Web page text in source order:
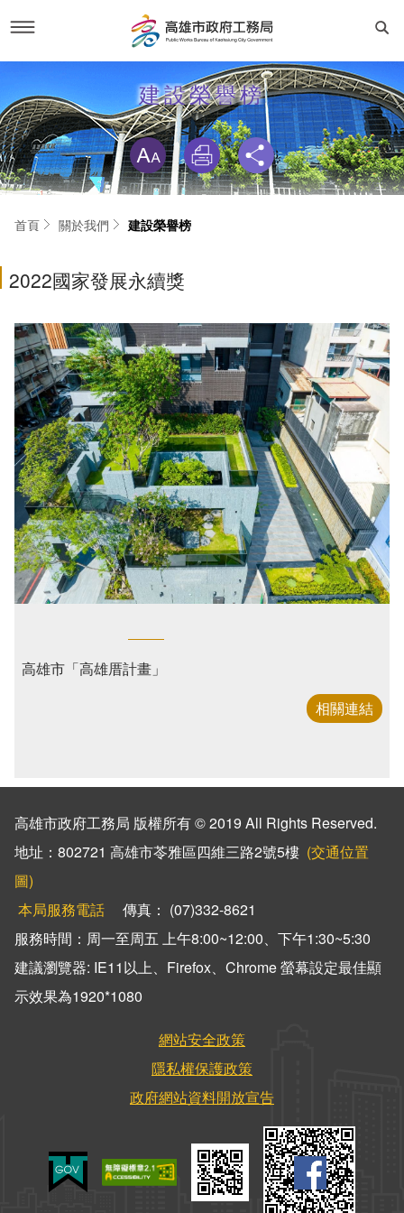
跳
要
內
容 工務新聞
活動專區
市政新聞
RSS訂閱
關於我們
首長簡介
交通位置
聯絡我們
服務電話
電子郵件
機關組織與業務職掌
機關組織圖
秘書室
會計室
資訊室
政風室
道路挖掘管理中心
新建工程處
道路養護工程處
違章建築處理大隊
工務專區
線上申辦
法規專區
遊說資訊專區
性別主流化
廉政專區
網站連結
工務出版品
影音專區
局長信箱
無障礙專區
執照查詢
就業資訊
服務電話
專業服務
施工規範
高雄市道路挖掘管理中心
寬頻管道
材料試驗
採購申訴會
首頁
網站導覽
English
雙語辭彙
建設榮譽榜
略過字型切
首頁 關於我們 建設榮譽榜
2022國家發展永續獎
高雄市「高雄厝計畫」
相關連結
高雄市政府工務局 版權所有 © 2019 All Rights Reserved.
地址：802721 高雄市苓雅區四維三路2號5樓 (交通位置
圖)
本局服務電話
傳真： (07)332-8621
服務時間：周一至周五 上午8:00~12:00、下午1:30~5:30
建議瀏覽器: IE11以上、Firefox、Chrome 螢幕設定最佳顯
示效果為1920*1080
網站安全政策
隱私權保護政策
政府網站資料開放宣告